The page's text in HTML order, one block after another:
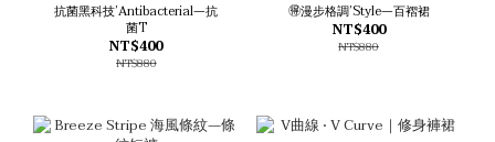
抗菌黑科技’Antibacterial—抗
菌T
NT$400
NT$880
🉐漫步格調’Style—百褶裙
NT$400
NT$880